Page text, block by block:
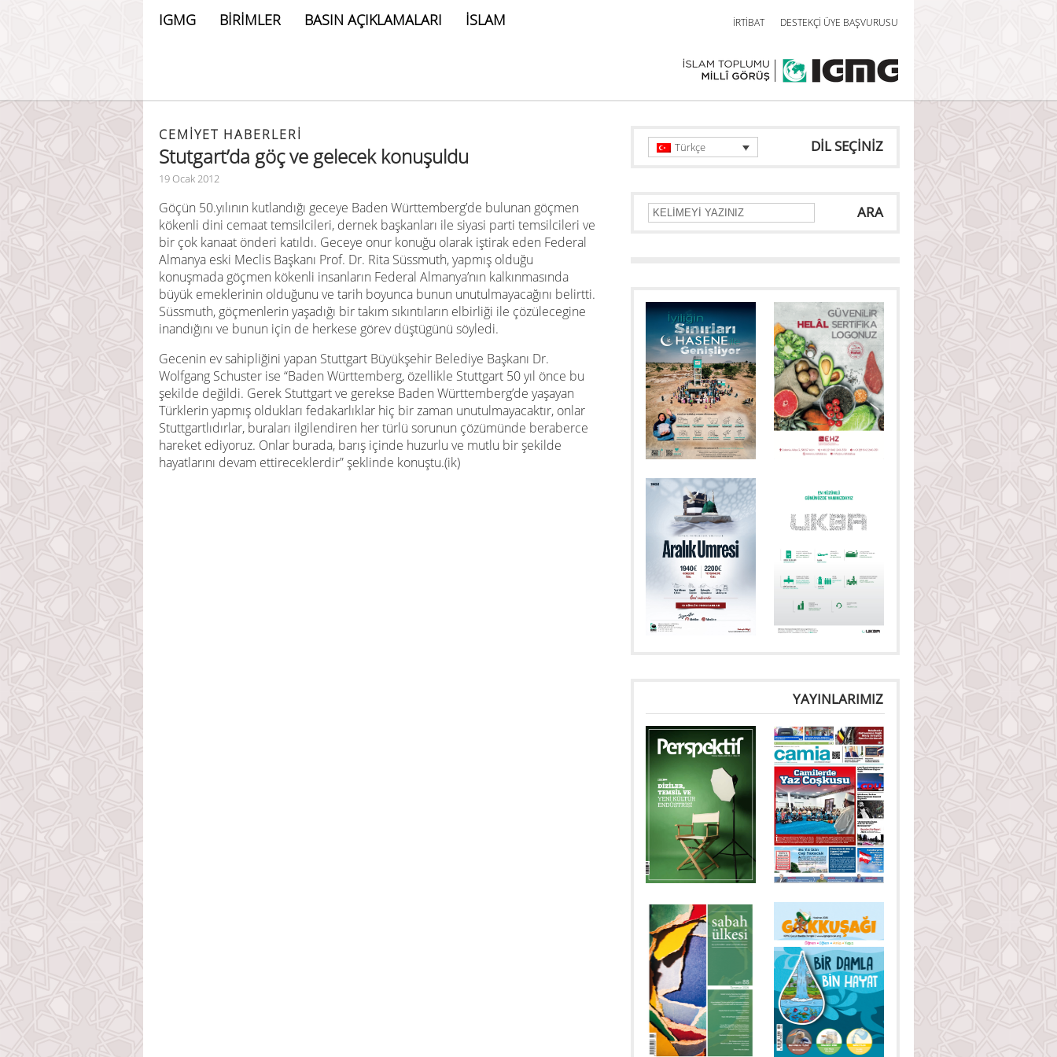
IGMG BİRİMLER BASIN AÇIKLAMALARI İSLAM İRTİBAT DESTEKÇİ ÜYE BAŞVURUSU
CEMIYET HABERLERI
Stutgart’da göç ve gelecek konuşuldu
19 Ocak 2012
Göçün 50.yılının kutlandığı geceye Baden Württemberg’de bulunan göçmen
kökenli dini cemaat temsilcileri, dernek başkanları ile siyasi parti temsilcileri ve
bir çok kanaat önderi katıldı. Geceye onur konuğu olarak iştirak eden Federal
Almanya eski Meclis Başkanı Prof. Dr. Rita Süssmuth, yapmış olduğu
konuşmada göçmen kökenli insanların Federal Almanya’nın kalkınmasında
büyük emeklerinin olduğunu ve tarih boyunca bunun unutulmayacağını belirtti.
Süssmuth, göçmenlerin yaşadığı bir takım sıkıntıların elbirliği ile çözülecegine
inandığını ve bunun için de herkese görev düştügünü söyledi.
Gecenin ev sahipliğini yapan Stuttgart Büyükşehir Belediye Başkanı Dr.
Wolfgang Schuster ise “Baden Württemberg, özellikle Stuttgart 50 yıl önce bu
şekilde değildi. Gerek Stuttgart ve gerekse Baden Württemberg’de yaşayan
Türklerin yapmış oldukları fedakarlıklar hiç bir zaman unutulmayacaktır, onlar
Stuttgartlıdırlar, buraları ilgilendiren her türlü sorunun çözümünde beraberce
hareket ediyoruz. Onlar burada, barış içinde huzurlu ve mutlu bir şekilde
hayatlarını devam ettireceklerdir” şeklinde konuştu.(ik)
DİL SEÇİNİZ
Türkçe
ARA
YAYINLARIMIZ